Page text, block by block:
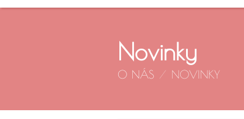
Novinky
O NÁS / NOVINKY